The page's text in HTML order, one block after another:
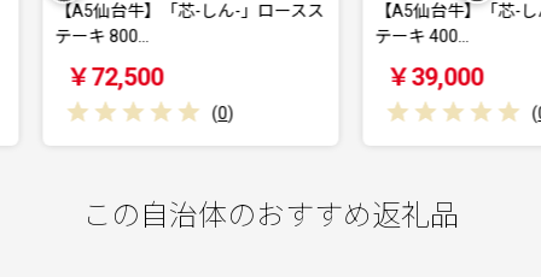
-」ロースス
【A5仙台牛】「芯-しん-」ロースス
【A5仙
この自治体のおすすめ返礼品